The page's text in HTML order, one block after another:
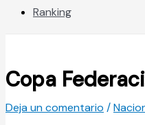
Ranking
Copa
Deja un comentario /